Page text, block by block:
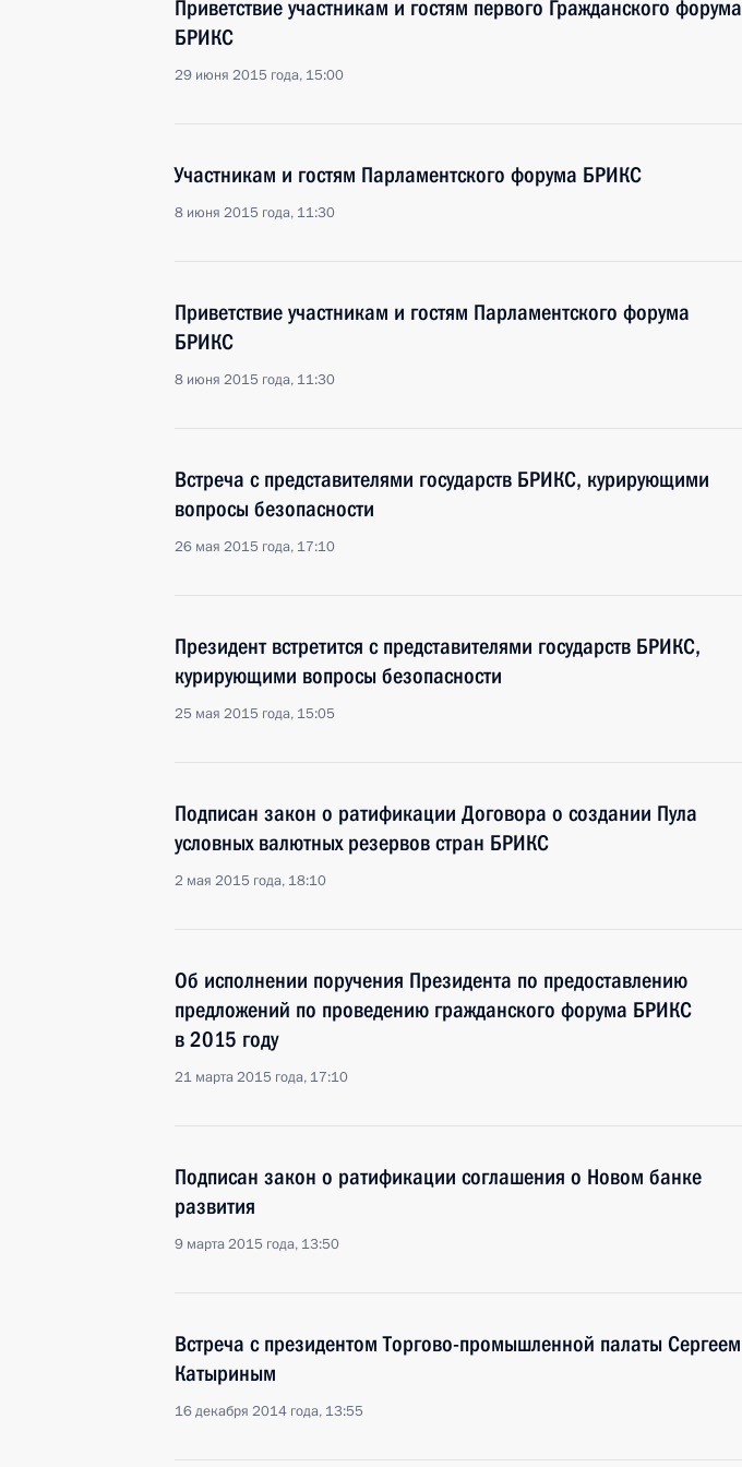
Приветствие участникам и гостям первого Гражданского форума
БРИКС
29 июня 2015 года, 15:00
Участникам и гостям Парламентского форума БРИКС
8 июня 2015 года, 11:30
Приветствие участникам и гостям Парламентского форума
БРИКС
8 июня 2015 года, 11:30
Встреча с представителями государств БРИКС, курирующими
вопросы безопасности
26 мая 2015 года, 17:10
Президент встретится с представителями государств БРИКС,
курирующими вопросы безопасности
25 мая 2015 года, 15:05
Подписан закон о ратификации Договора о создании Пула
условных валютных резервов стран БРИКС
2 мая 2015 года, 18:10
Об исполнении поручения Президента по предоставлению
предложений по проведению гражданского форума БРИКС
в 2015 году
21 марта 2015 года, 17:10
Подписан закон о ратификации соглашения о Новом банке
развития
9 марта 2015 года, 13:50
Встреча с президентом Торгово-промышленной палаты Сергеем
Катыриным
16 декабря 2014 года, 13:55